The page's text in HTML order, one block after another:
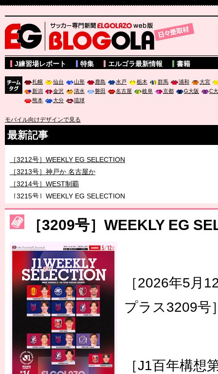
サッカー専門新聞ELGOLAZO web版 BLOGOLA
J練習場レポート 特集 エルゴラ最新情報 書籍
札幌 仙台 山形 鹿島 水戸 栃木 群馬 浦和
大宮
新潟
金沢 清水 磐田 名古屋 岐阜 京都 G大阪
C
熊本
大分 琉球
モバイル向けデザインで見る
最新記事
［3212号］WEEKLY EG SELECTION
［3213号］神戸か 名古屋か
［3214号］WEST制覇
［3216号］行く末占うラストワン
［3217号］最高の景色へ出国
［3219号］特別な覇者へ 大逆転か連破か
［3220号］伝説の王者、黄金のシャーレ
［3209号］WEEKLY EG
［2026年5月
プラス3209号
［J1百年構想